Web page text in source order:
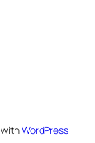
WordPress